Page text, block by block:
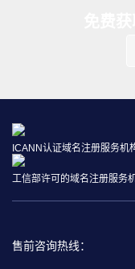
ICANN认证域名注册服务机
工信部许可的域名注册服务
售前咨询热线：